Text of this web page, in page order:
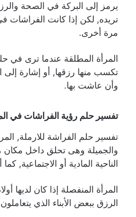
يرمز إلى البركة في الصحة
تريده, لكن إذا كانت الفراشات
مرة أخرى.
المرأة المطلقة عندما ترى في
تكسب منها رزقها, أو إشارة إلى
وأن عاشت بها.
تفسير حلم رؤية الفراشات في
تفسير حلم الفراشة للارملة,
والجميلة وهى تحلق داخل مكان
الناحية المادية أو الاجتماعية,
المرأة المنفصلة إذا كان
الرزق ببعض الأبناء الذي